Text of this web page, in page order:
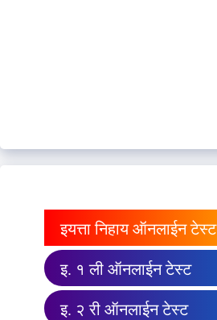
इयत्ता निहाय ऑनलाईन टेस्ट
इ. १ ली ऑनलाईन टेस्ट
इ. २ री ऑनलाईन टेस्ट